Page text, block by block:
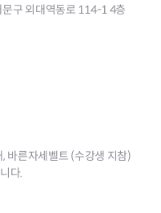
구 외대역동로 114-1 4층
바른자세벨트 (수강생 지참)
다.